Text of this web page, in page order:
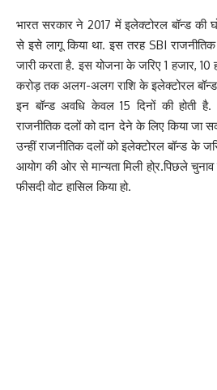
भारत सरकार ने 2017 में इलेक्टोरल बॉन्ड की
से इसे लागू किया था. इस तरह SBI
जारी करता है. इस योजना के जरिए 1 हजार,
करोड़ तक अलग-अलग राशि के इलेक्टोरल
इन बॉन्ड अवधि केवल 15 दिनों की होती
राजनीतिक दलों को दान देने के लिए किया जा
उन्हीं राजनीतिक दलों को इलेक्टोरल बॉन्ड के
आयोग की ओर से मान्यता मिली हो्र.पिछले
फीसदी वोट हासिल किया हो.